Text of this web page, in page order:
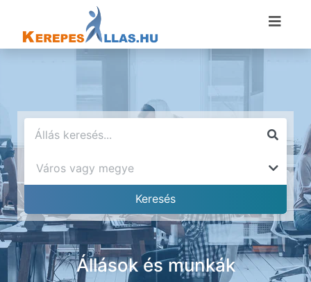
Állások és munkák